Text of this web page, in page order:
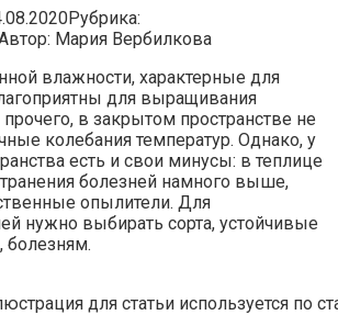
Рубрика:
Мария Вербилкова
влажности, характерные для
для выращивания
в закрытом пространстве не
колебания температур. Однако, у
есть и свои минусы: в теплице
болезней намного выше,
опылители. Для
нужно выбирать сорта, устойчивые
болезням.
для статьи используется по